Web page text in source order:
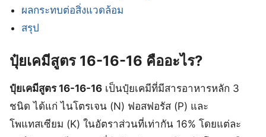
ผลกระทบต่อสิ่งแวดล้อม
สรุป
ปุ๋ยเคมีสูตร 16-16-16 คืออะไร?
ปุ๋ยเคมีสูตร 16-16-16 เป็นปุ๋ยเคมีที่มีสารอาหารหลัก 3
ชนิด ได้แก่ ไนโตรเจน (N) ฟอสฟอรัส (P) และ
โพแทสเซียม (K) ในอัตราส่วนที่เท่ากัน 16% โดยแต่ละ